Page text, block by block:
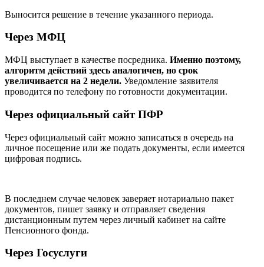
Выносится решение в течение указанного периода.
Через МФЦ
МФЦ выступает в качестве посредника. Именно поэтому,
алгоритм действий здесь аналогичен, но срок
увеличивается на 2 недели. Уведомление заявителя
проводится по телефону по готовности документации.
Через официальный сайт ПФР
Через официальный сайт можно записаться в очередь на
личное посещение или же подать документы, если имеется
цифровая подпись.
В последнем случае человек заверяет нотариально пакет
документов, пишет заявку и отправляет сведения
дистанционным путем через личный кабинет на сайте
Пенсионного фонда.
Через Госуслуги